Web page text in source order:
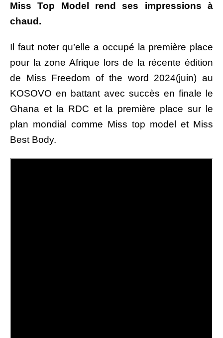
Miss Top Model rend ses impressions à
chaud.
Il faut noter qu’elle a occupé la première place
pour la zone Afrique lors de la récente édition
de Miss Freedom of the word 2024(juin) au
KOSOVO en battant avec succès en finale le
Ghana et la RDC et la première place sur le
plan mondial comme Miss top model et Miss
Best Body.